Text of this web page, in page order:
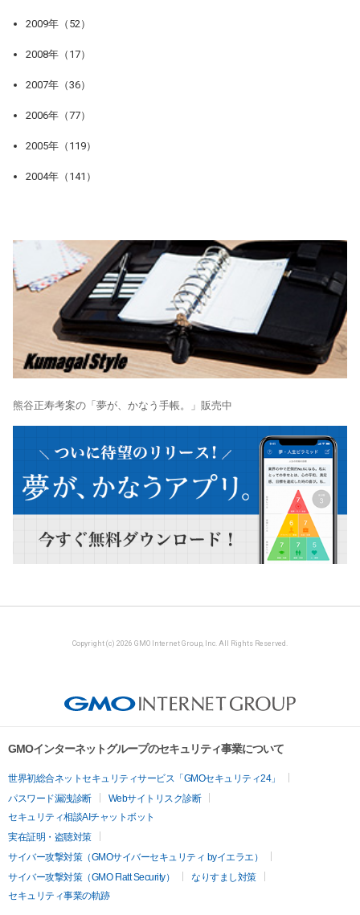
2009年（52）
2008年（17）
2007年（36）
2006年（77）
2005年（119）
2004年（141）
熊谷正寿考案の「夢が、かなう手帳。」販売中
Copyright (c) 2026 GMO Internet Group, Inc. All Rights Reserved.
GMOインターネットグループのセキュリティ事業について
世界初総合ネットセキュリティサービス「GMOセキュリティ24」
パスワード漏洩診断
Webサイトリスク診断
セキュリティ相談AIチャットボット
実在証明・盗聴対策
サイバー攻撃対策（GMOサイバーセキュリティ byイエラエ）
サイバー攻撃対策（GMO Flatt Security）
なりすまし対策
セキュリティ事業の軌跡